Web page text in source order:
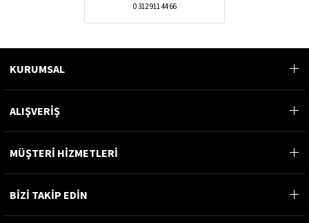
0 312 911 44 66
KURUMSAL
ALIŞVERİŞ
MÜŞTERİ HİZMETLERİ
BİZİ TAKİP EDİN